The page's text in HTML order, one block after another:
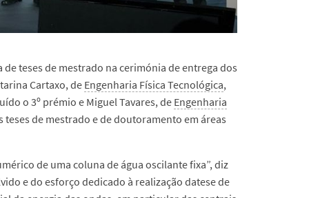
teses de mestrado na cerimónia de entrega dos
Cartaxo, de Engenharia Física Tecnológica,
o 3º prémio e Miguel Tavares, de Engenharia
de mestrado e de doutoramento em áreas
de uma coluna de água oscilante fixa”, diz
e do esforço dedicado à realização datese de